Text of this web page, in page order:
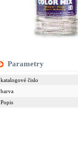
Parametry
katalogové čislo
barva
Popis